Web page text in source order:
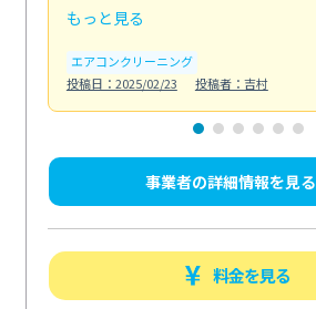
もっと見る
エアコンクリーニング
投稿日：2025/02/23
投稿者：吉村
事業者の詳細情報を見る
料金を見る